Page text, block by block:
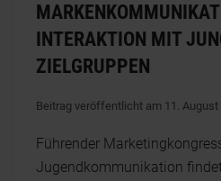
INTERAKTION MIT
ZIELGRUPPEN
Beitrag veröffentlicht am 11. August
Führender
Jugendkommunikation